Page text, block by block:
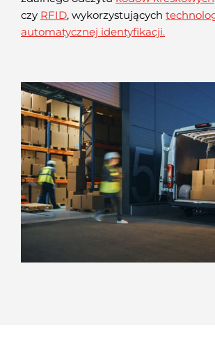
czy RFID, wykorzystujących
automatycznej identyfikacji.